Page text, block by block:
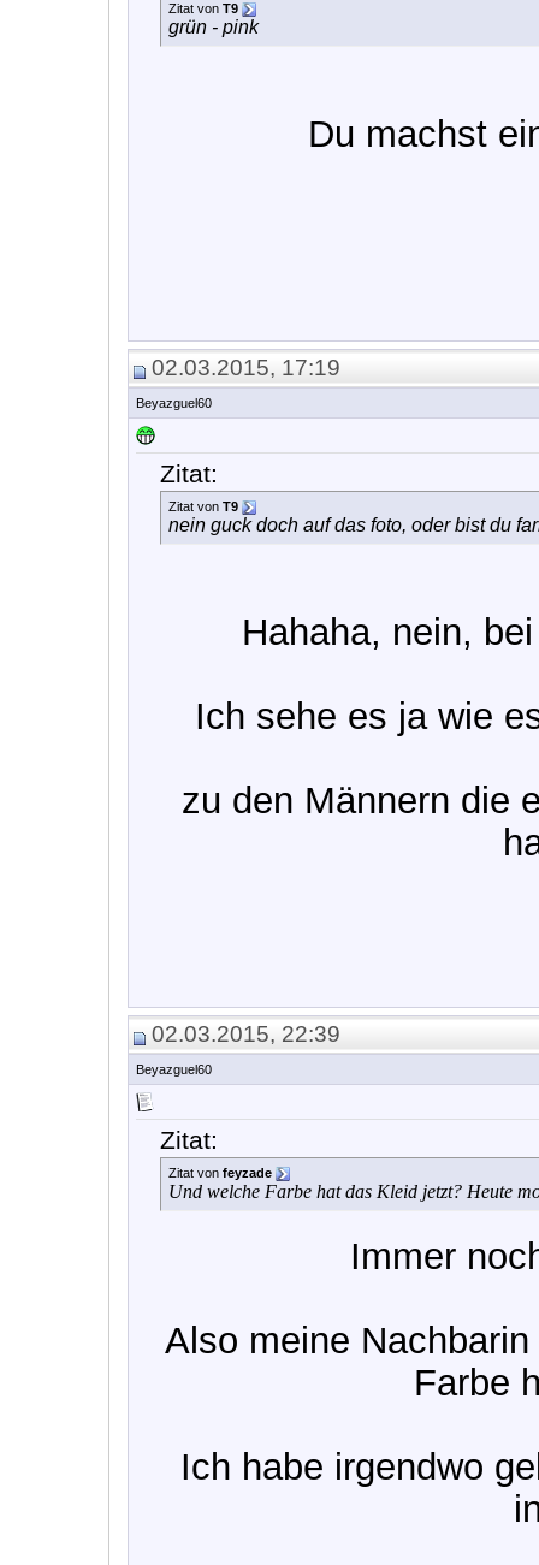
Zitat von T9
grün - pink
Du machst
02.03.2015, 17:19
Beyazguel60
Zitat:
Zitat von T9
nein guck doch auf das foto, oder bist du
Hahaha, nein,
Ich sehe es ja wie
zu den Männern die
02.03.2015, 22:39
Beyazguel60
Zitat:
Zitat von feyzade
Und welche Farbe hat das Kleid jetzt? Heute
Immer
Also meine
Farbe
Ich habe irgendwo